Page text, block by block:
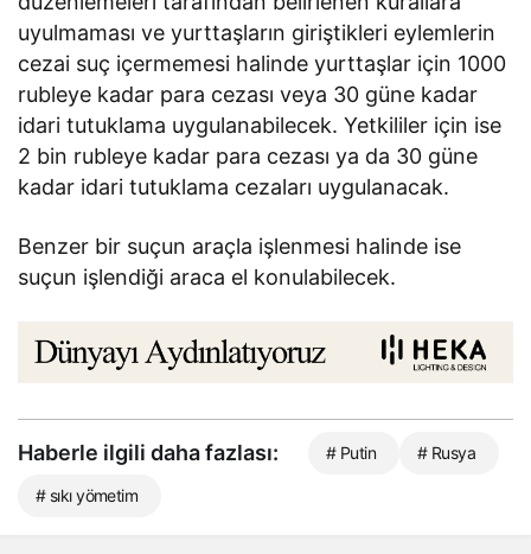
uyulmaması ve yurttaşların giriştikleri eylemlerin
cezai suç içermemesi halinde yurttaşlar için 1000
rubleye kadar para cezası veya 30 güne kadar
idari tutuklama uygulanabilecek. Yetkililer için ise
2 bin rubleye kadar para cezası ya da 30 güne
kadar idari tutuklama cezaları uygulanacak.
Benzer bir suçun araçla işlenmesi halinde ise
suçun işlendiği araca el konulabilecek.
Haberle ilgili daha fazlası: # Putin # Rusya
# sıkı yömetim